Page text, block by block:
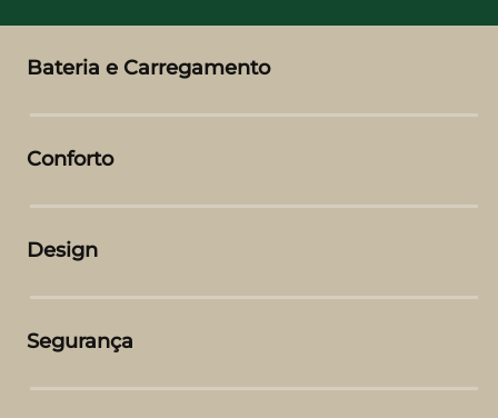
Bateria e Carregamento
Conforto
Design
Segurança